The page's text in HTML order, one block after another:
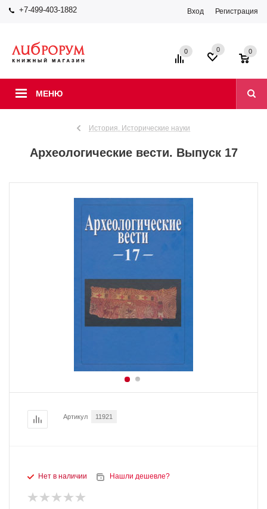
+7-499-403-1882 Вход Регистрация
МЕНЮ
0 0 0
История. Исторические науки
Археологические вести. Выпуск 17
Артикул 11921
Нет в наличии Нашли дешевле?